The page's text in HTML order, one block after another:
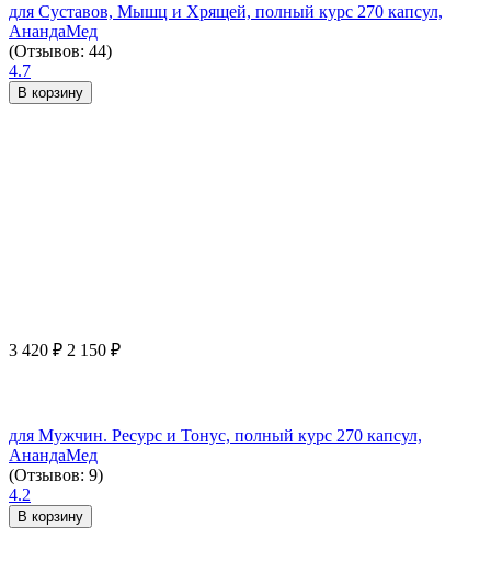
для Суставов, Мышц и Хрящей, полный курс 270 капсул,
АнандаМед
(Отзывов: 44)
4.7
В корзину
3 420 ₽ 2 150 ₽
для Мужчин. Ресурс и Тонус, полный курс 270 капсул,
АнандаМед
(Отзывов: 9)
4.2
В корзину